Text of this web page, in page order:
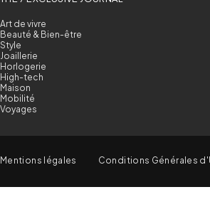
Art de vivre
Beauté & Bien-être
Style
Joaillerie
Horlogerie
High-tech
Maison
Mobilité
Voyages
Mentions légales Conditions Générales